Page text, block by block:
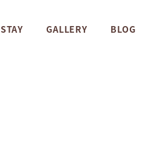
STAY GALLERY BLOG